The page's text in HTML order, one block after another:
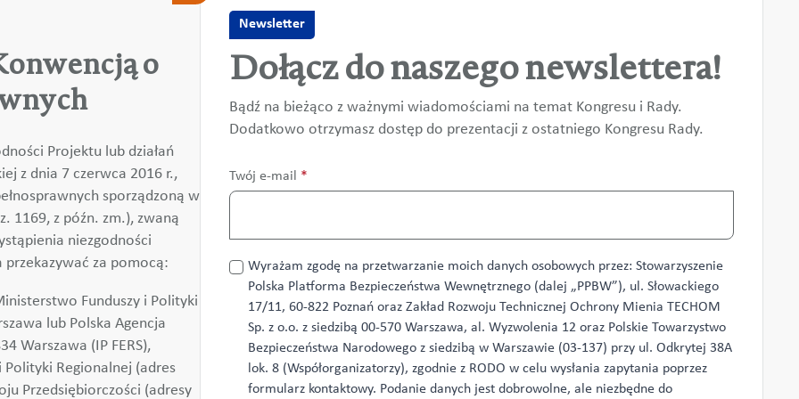
o
Projektu lub działań
z dnia 7 czerwca 2016 r.,
sporządzoną w
1169, z późn. zm.), zwaną
niezgodności
przekazywać za pomocą:
Funduszy i Polityki
lub Polska Agencja
Warszawa (IP FERS),
Regionalnej (adres
Przedsiębiorczości (adresy
Newsletter
Dołącz do naszego newslettera!
Bądź na bieżąco z ważnymi wiadomościami na temat Kongresu i Rady.
Dodatkowo otrzymasz dostęp do prezentacji z ostatniego Kongresu Rady.
Twój e-mail *
Przetwarzanie
danych
Wyrażam zgodę na przetwarzanie moich danych osobowych przez: Stowarzyszenie
Polska Platforma Bezpieczeństwa Wewnętrznego (dalej „PPBW”), ul. Słowackiego
17/11, 60-822 Poznań oraz Zakład Rozwoju Technicznej Ochrony Mienia TECHOM
Sp. z o.o. z siedzibą 00-570 Warszawa, al. Wyzwolenia 12 oraz Polskie Towarzystwo
Bezpieczeństwa Narodowego z siedzibą w Warszawie (03-137) przy ul. Odkrytej 38A
lok. 8 (Współorganizatorzy), zgodnie z RODO w celu wysłania zapytania poprzez
formularz kontaktowy. Podanie danych jest dobrowolne, ale niezbędne do